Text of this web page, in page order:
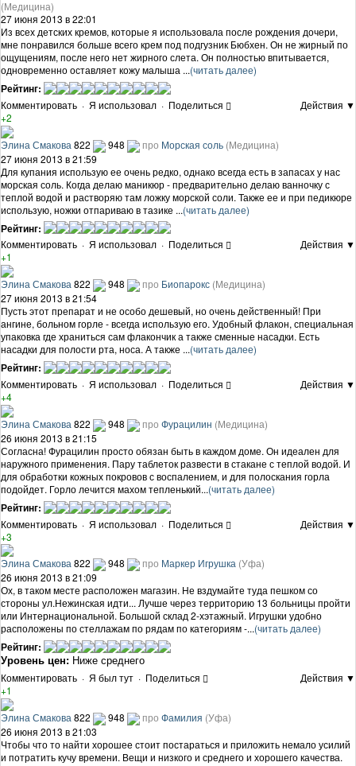
(Медицина)
27 июня 2013 в 22:01
Из всех детских кремов, которые я использовала после рождения дочери,
мне понравился больше всего крем под подгузник Бюбхен. Он не жирный по
ощущениям, после него нет жирного слета. Он полностью впитывается,
одновременно оставляет кожу малыша ...(читать далее)
Рейтинг:
Комментировать · Я использовал · Поделиться
Действия ▼
+2
Элина Смакова 822 948 про Морская соль (Медицина)
27 июня 2013 в 21:59
Для купания использую ее очень редко, однако всегда есть в запасах у нас
морская соль. Когда делаю маникюр - предварительно делаю ванночку с
теплой водой и растворяю там ложку морской соли. Также ее и при педикюре
использую, ножки отпариваю в тазике ...(читать далее)
Рейтинг:
Комментировать · Я использовал · Поделиться
Действия ▼
+1
Элина Смакова 822 948 про Биопарокс (Медицина)
27 июня 2013 в 21:54
Пусть этот препарат и не особо дешевый, но очень действенный! При
ангине, больном горле - всегда использую его. Удобный флакон, специальная
упаковка где храниться сам флакончик а также сменные насадки. Есть
насадки для полости рта, носа. А также ...(читать далее)
Рейтинг:
Комментировать · Я использовал · Поделиться
Действия ▼
+4
Элина Смакова 822 948 про Фурацилин (Медицина)
26 июня 2013 в 21:15
Согласна! Фурацилин просто обязан быть в каждом доме. Он идеален для
наружного применения. Пару таблеток развести в стакане с теплой водой. И
для обработки кожных покровов с воспалением, и для полоскания горла
подойдет. Горло лечится махом тепленький...(читать далее)
Рейтинг:
Комментировать · Я использовал · Поделиться
Действия ▼
+3
Элина Смакова 822 948 про Маркер Игрушка (Уфа)
26 июня 2013 в 21:09
Ох, в таком месте расположен магазин. Не вздумайте туда пешком со
стороны ул.Нежинская идти... Лучше через территорию 13 больницы пройти
или Интернациональной. Большой склад 2-хэтажный. Игрушки удобно
расположены по стеллажам по рядам по категориям -...(читать далее)
Рейтинг:
Уровень цен: Ниже среднего
Комментировать · Я был тут · Поделиться
Действия ▼
+1
Элина Смакова 822 948 про Фамилия (Уфа)
26 июня 2013 в 21:03
Чтобы что то найти хорошее стоит постараться и приложить немало усилий
и потратить кучу времени. Вещи и низкого и среднего и хорошего качества.